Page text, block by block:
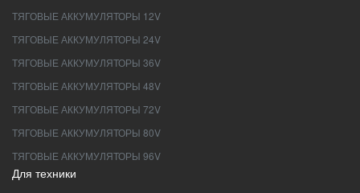
ТЯГОВЫЕ АККУМУЛЯТОРЫ 12V
ТЯГОВЫЕ АККУМУЛЯТОРЫ 24V
ТЯГОВЫЕ АККУМУЛЯТОРЫ 36V
ТЯГОВЫЕ АККУМУЛЯТОРЫ 48V
ТЯГОВЫЕ АККУМУЛЯТОРЫ 72V
ТЯГОВЫЕ АККУМУЛЯТОРЫ 80V
ТЯГОВЫЕ АККУМУЛЯТОРЫ 96V
Для техники